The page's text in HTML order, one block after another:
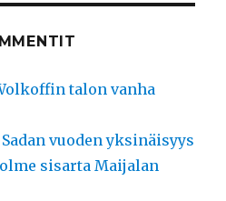
talon vanha
Sadan vuoden yksinäisyys
sisarta Maijalan